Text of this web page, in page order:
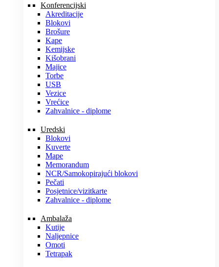
Konferencijski
Akreditacije
Blokovi
Brošure
Kape
Kemijske
Kišobrani
Majice
Torbe
USB
Vezice
Vrećice
Zahvalnice - diplome
Uredski
Blokovi
Kuverte
Mape
Memorandum
NCR/Samokopirajući blokovi
Pečati
Posjetnice/vizitkarte
Zahvalnice - diplome
Ambalaža
Kutije
Naljepnice
Omoti
Tetrapak